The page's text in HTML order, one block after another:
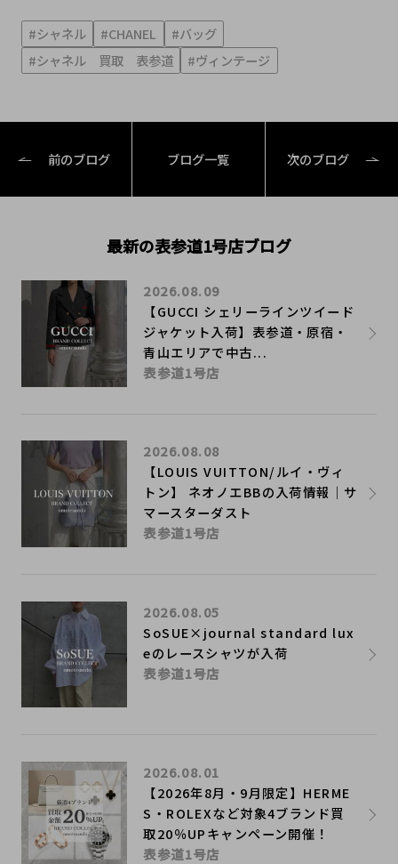
#シャネル #CHANEL
#バッグ
#シャネル 買取 表参道
#ヴィンテージ
前のブログ ブログ一覧 次のブログ
最新の表参道1号店ブログ
【GUCCI シェリーラインツイード
ジャケット入荷】表参道・原宿・
青山エリアで中古...
2026.08.09
表参道1号店
【LOUIS VUITTON/ルイ・ヴィ
トン】 ネオノエBBの入荷情報｜サ
マースターダスト
2026.08.08
表参道1号店
SoSUE×journal standard lux
eのレースシャツが入荷
2026.08.05
表参道1号店
【2026年8月・9月限定】HERME
S・ROLEXなど対象4ブランド買
取20％UPキャンペーン開催！
2026.08.01
表参道1号店